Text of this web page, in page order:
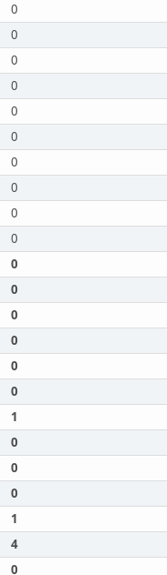
0
0
0
0
0
0
0
0
0
0
0
0
0
0
0
0
1
0
0
0
1
4
0